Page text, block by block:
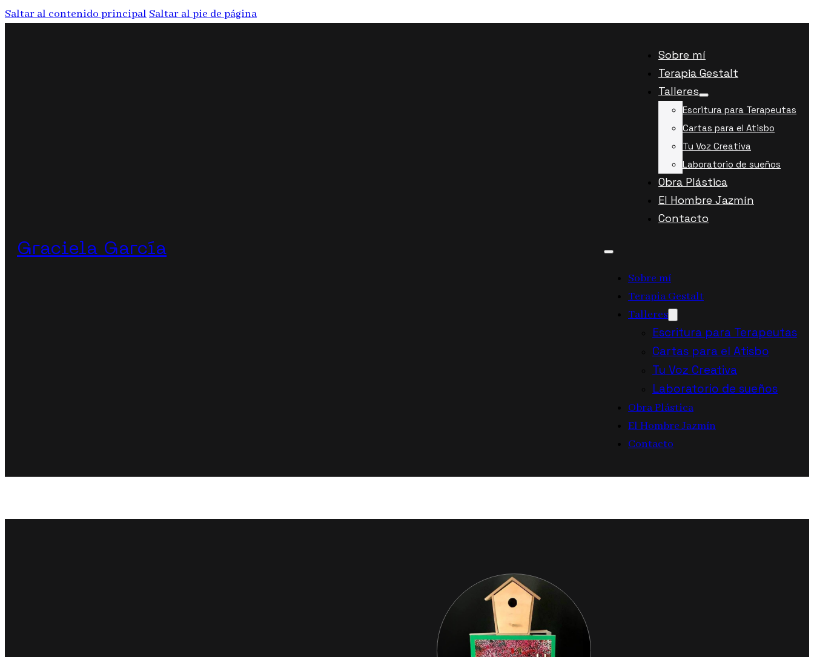
Saltar al contenido principal Saltar al pie de página
Graciela García
Sobre mí
Terapia Gestalt
Talleres
Escritura para Terapeutas
Cartas para el Atisbo
Tu Voz Creativa
Laboratorio de sueños
Obra Plástica
El Hombre Jazmín
Contacto
Sobre mí
Terapia Gestalt
Talleres
Escritura para Terapeutas
Cartas para el Atisbo
Tu Voz Creativa
Laboratorio de sueños
Obra Plástica
El Hombre Jazmín
Contacto